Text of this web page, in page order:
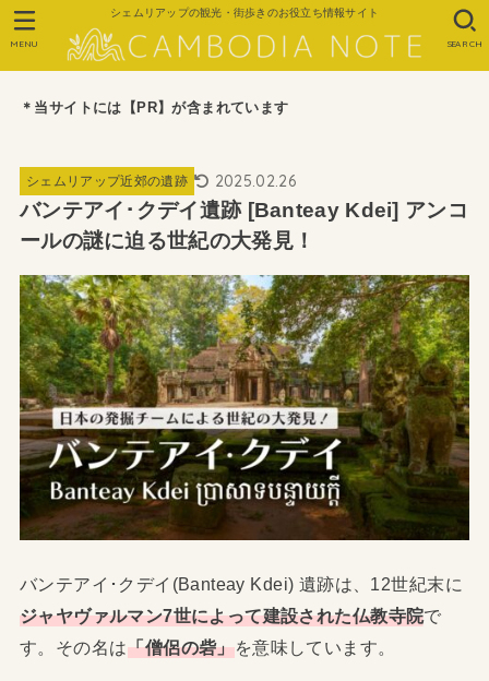
シェムリアップの観光・街歩きのお役立ち情報サイト
SEARCH
MENU
＊当サイトには【PR】が含まれています
シェムリアップ近郊の遺跡 2025.02.26
バンテアイ･クデイ遺跡 [Banteay Kdei] アンコ
ールの謎に迫る世紀の大発見！
バンテアイ･クデイ(Banteay Kdei) 遺跡は、12世紀末に
ジャヤヴァルマン7世によって建設された仏教寺院で
す。その名は「僧侶の砦」を意味しています。